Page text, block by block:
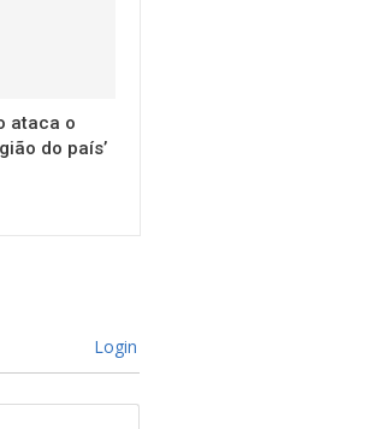
ataca o
do país’
Login